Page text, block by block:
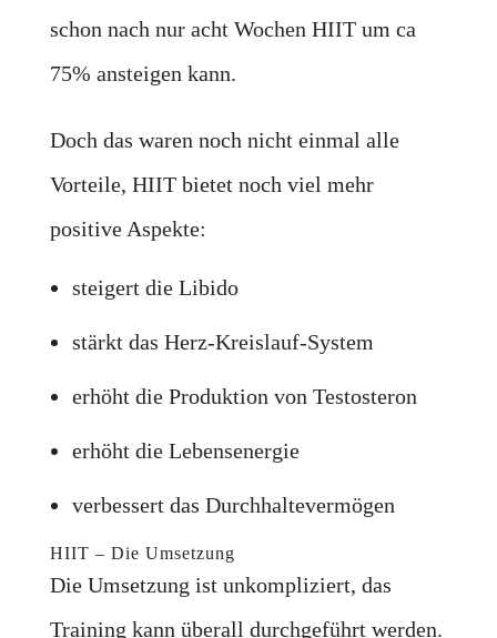
schon nach nur acht Wochen HIIT um ca
75% ansteigen kann.
Doch das waren noch nicht einmal alle
Vorteile, HIIT bietet noch viel mehr
positive Aspekte:
steigert die Libido
stärkt das Herz-Kreislauf-System
erhöht die Produktion von Testosteron
erhöht die Lebensenergie
verbessert das Durchhaltevermögen
HIIT – Die Umsetzung
Die Umsetzung ist unkompliziert, das
Training kann überall durchgeführt werden.